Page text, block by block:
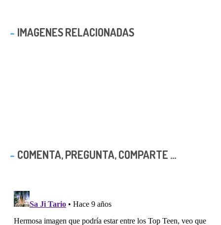
IMAGENES RELACIONADAS
COMENTA, PREGUNTA, COMPARTE ...